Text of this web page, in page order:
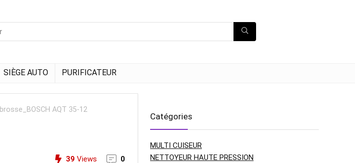
SIÈGE AUTO PURIFICATEUR
brosse_BOSCH AQT 35-12
39 Views 0
Catégories
MULTI CUISEUR
NETTOYEUR HAUTE PRESSION